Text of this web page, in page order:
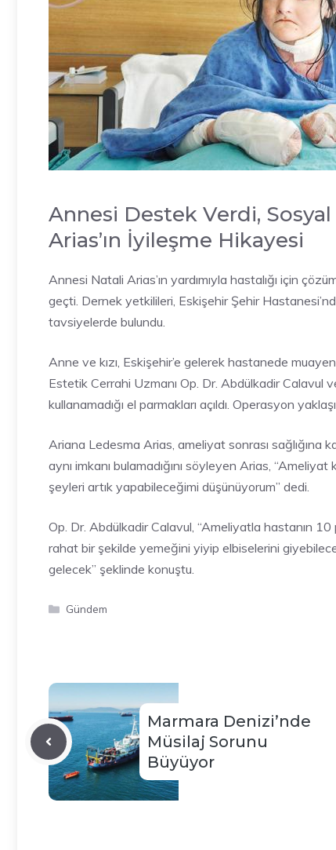
Annesi Destek Verdi, Sosyal
Arias’ın İyileşme Hikayesi
Annesi Natali Arias’ın yardımıyla hastalığı için
geçti. Dernek yetkilileri, Eskişehir Şehir
tavsiyelerde bulundu.
Anne ve kızı, Eskişehir’e gelerek hastanede
Estetik Cerrahi Uzmanı Op. Dr. Abdülkadir Calavul
kullanamadığı el parmakları açıldı. Operasyon
Ariana Ledesma Arias, ameliyat sonrası sağlığına
aynı imkanı bulamadığını söyleyen Arias,
şeyleri artık yapabileceğimi düşünüyorum” dedi.
Op. Dr. Abdülkadir Calavul, “Ameliyatla hastanın
rahat bir şekilde yemeğini yiyip elbiselerini
gelecek” şeklinde konuştu.
Kategoriler
Gündem
Marmara Denizi’nde
Müsilaj Sorunu
Büyüyor